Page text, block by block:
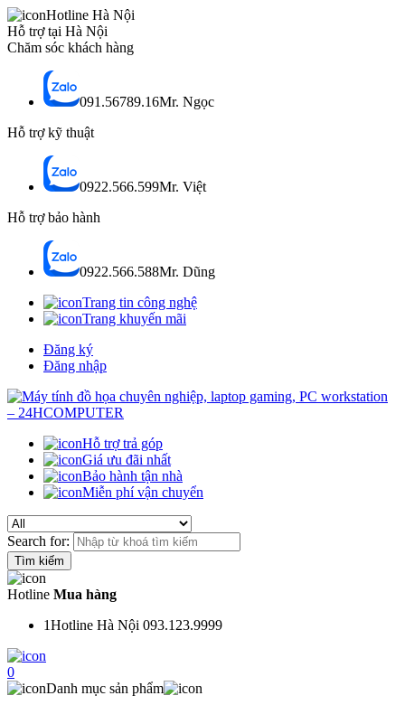
Hotline Hà Nội
Hỗ trợ tại Hà Nội
Chăm sóc khách hàng
091.56789.16Mr. Ngọc
Hỗ trợ kỹ thuật
0922.566.599Mr. Việt
Hỗ trợ bảo hành
0922.566.588Mr. Dũng
Trang tin công nghệ
Trang khuyến mãi
Đăng ký
Đăng nhập
Hỗ trợ trả góp
Giá ưu đãi nhất
Bảo hành tận nhà
Miễn phí vận chuyển
Search for:
Hotline Mua hàng
1Hotline Hà Nội 093.123.9999
0
Danh mục sản phẩm